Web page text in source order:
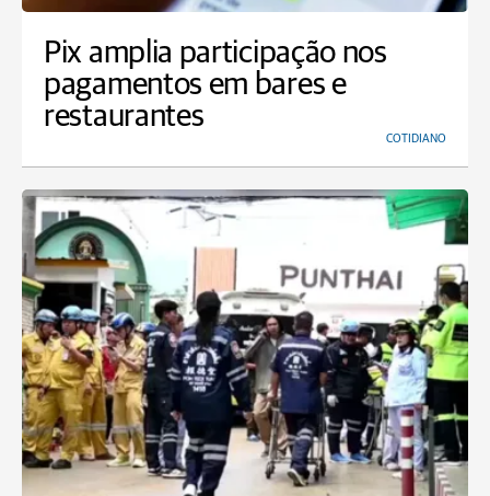
Pix amplia participação nos
pagamentos em bares e
restaurantes
COTIDIANO